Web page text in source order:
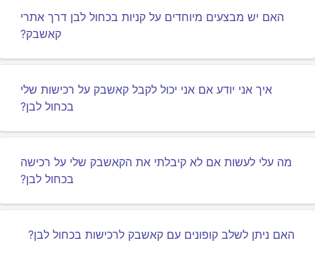
האם יש מבצעים מיוחדים על קניות בכחול לבן דרך אתרי
קאשבק?
איך אני יודע אם אני יכול לקבל קאשבק על רכישות שלי
בכחול לבן?
מה עלי לעשות אם לא קיבלתי את הקאשבק שלי על רכישה
בכחול לבן?
האם ניתן לשלב קופונים עם קאשבק לרכישות בכחול לבן?